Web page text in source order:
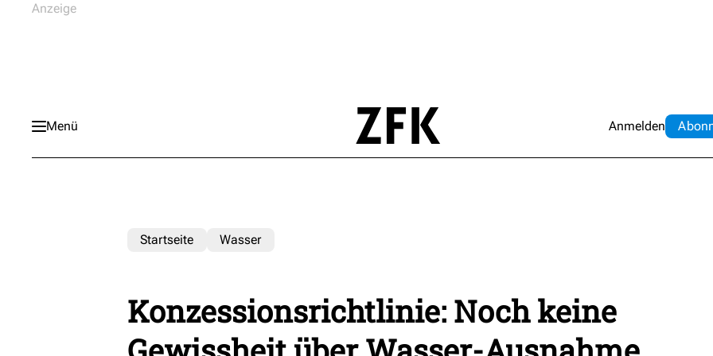
Menü Anmelden Abo
Startseite Wasser
Konzessionsrichtlinie: Noch keine